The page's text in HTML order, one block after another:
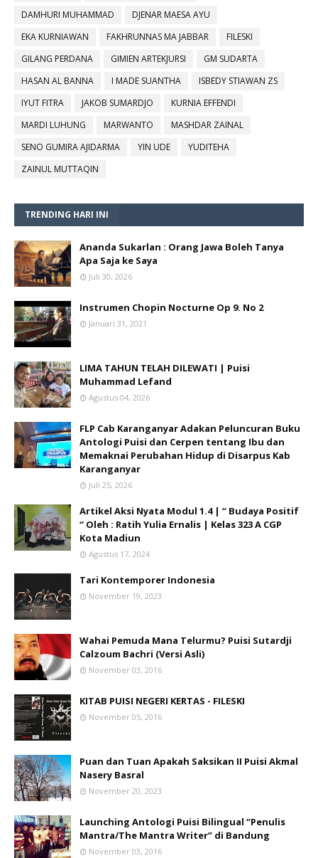
DAMHURI MUHAMMAD
DJENAR MAESA AYU
EKA KURNIAWAN
FAKHRUNNAS MA JABBAR
FILESKI
GILANG PERDANA
GIMIEN ARTEKJURSI
GM SUDARTA
HASAN AL BANNA
I MADE SUANTHA
ISBEDY STIAWAN ZS
IYUT FITRA
JAKOB SUMARDJO
KURNIA EFFENDI
MARDI LUHUNG
MARWANTO
MASHDAR ZAINAL
SENO GUMIRA AJIDARMA
YIN UDE
YUDITEHA
ZAINUL MUTTAQIN
TRENDING HARI INI
Ananda Sukarlan : Orang Jawa Boleh Tanya
Apa Saja ke Saya
Juli 30, 2026
Instrumen Chopin Nocturne Op 9. No 2
Januari 31, 2021
LIMA TAHUN TELAH DILEWATI | Puisi
Muhammad Lefand
Agustus 04, 2026
FLP Cab Karanganyar Adakan Peluncuran Buku
Antologi Puisi dan Cerpen tentang Ibu dan
Memaknai Perubahan Hidup di Disarpus Kab
Karanganyar
Juli 25, 2026
Artikel Aksi Nyata Modul 1.4 | “ Budaya Positif
“ Oleh : Ratih Yulia Ernalis | Kelas 323 A CGP
Kota Madiun
Agustus 17, 2024
Tari Kontemporer Indonesia
November 19, 2023
Wahai Pemuda Mana Telurmu? Puisi Sutardji
Calzoum Bachri (Versi Asli)
November 03, 2016
KITAB PUISI NEGERI KERTAS - FILESKI
November 05, 2016
Puan dan Tuan Apakah Saksikan II Puisi Akmal
Nasery Basral
November 20, 2023
Launching Antologi Puisi Bilingual “Penulis
Mantra/The Mantra Writer” di Bandung
November 03, 2016